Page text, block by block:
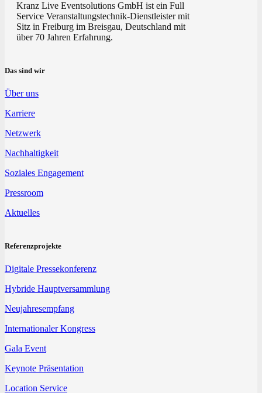
Kranz Live Eventsolutions GmbH ist ein Full
Service Veranstaltungstechnik-Dienstleister mit
Sitz in Freiburg im Breisgau, Deutschland mit
über 70 Jahren Erfahrung.
Das sind wir
Über uns
Karriere
Netzwerk
Nachhaltigkeit
Soziales Engagement
Pressroom
Aktuelles
Referenzprojekte
Digitale Pressekonferenz
Hybride Hauptversammlung
Neujahresempfang
Internationaler Kongress
Gala Event
Keynote Präsentation
Location Service